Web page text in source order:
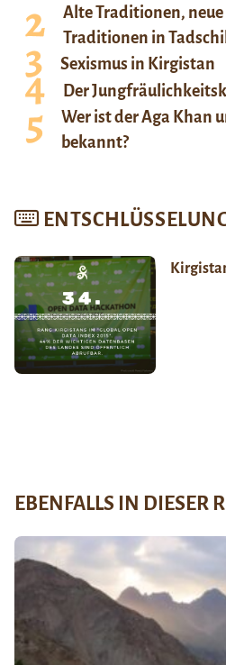
Alte Traditionen,
Traditionen in
Sexismus in Kirgistan
Der
Wer ist der Aga Khan
bekannt?
EBENFALLS IN DIESER